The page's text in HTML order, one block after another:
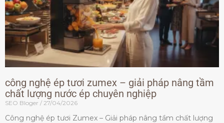
công nghệ ép tươi zumex – giải pháp nâng tầm
chất lượng nước ép chuyên nghiệp
SEO Bloger 27/04/2026
Công nghệ ép tươi Zumex – Giải pháp nâng tầm chất lượng